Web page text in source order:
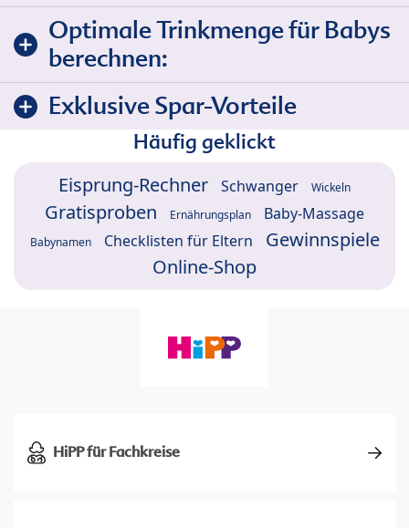
Optimale Trinkmenge für Babys
berechnen:
Exklusive Spar-Vorteile
Häufig geklickt
Eisprung-Rechner Schwanger Wickeln
Gratisproben Ernährungsplan Baby-Massage
Babynamen Checklisten für Eltern
Gewinnspiele
Online-Shop
HiPP für Fachkreise